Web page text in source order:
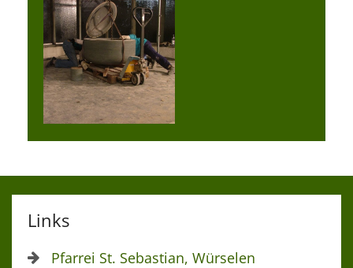
Links
Pfarrei St. Sebastian, Würselen